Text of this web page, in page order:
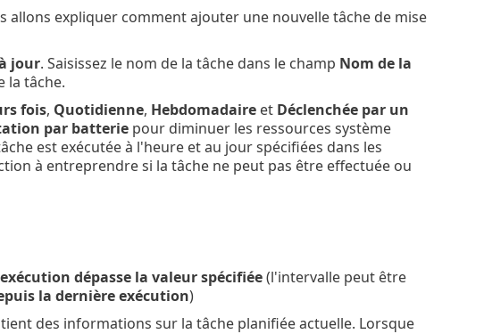
allons expliquer comment ajouter une nouvelle tâche de mise
jour. Saisissez le nom de la tâche dans le champ Nom de la
la tâche.
fois, Quotidienne, Hebdomadaireet Déclenchée par un
par batteriepour diminuer les ressources système
est exécutée à l'heure et au jour spécifiées dans les
à entreprendre si la tâche ne peut pas être effectuée ou
dépasse la valeur spécifiée(l'intervalle peut être
la dernière exécution)
des informations sur la tâche planifiée actuelle. Lorsque